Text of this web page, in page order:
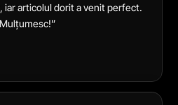
iar articolul dorit a venit perfect.